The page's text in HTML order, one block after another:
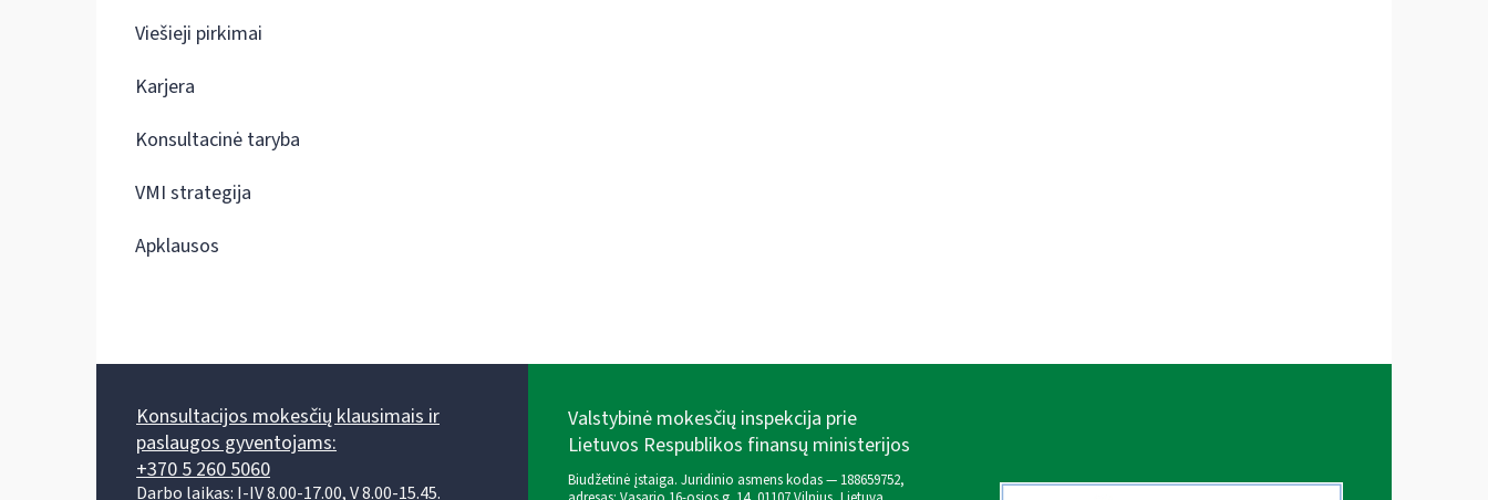
Viešieji pirkimai
Karjera
Konsultacinė taryba
VMI strategija
Apklausos
Konsultacijos mokesčių klausimais ir
paslaugos gyventojams:
+370 5 260 5060
Darbo laikas: I-IV 8.00-17.00, V 8.00-15.45.
Valstybinė mokesčių inspekcija prie
Lietuvos Respublikos finansų ministerijos
Biudžetinė įstaiga. Juridinio asmens kodas — 188659752,